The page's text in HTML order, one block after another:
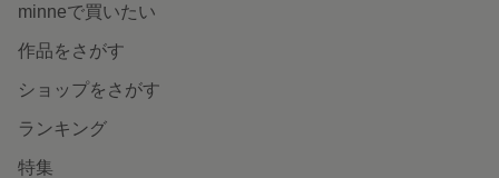
minneで買いたい
作品をさがす
ショップをさがす
ランキング
特集